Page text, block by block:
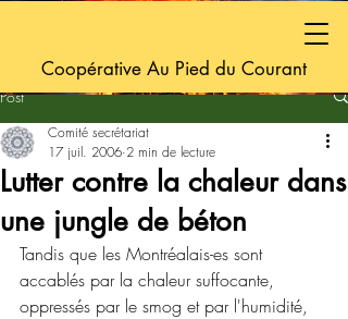
Coopérative Au Pied du Courant
Post
Lutter contre la chaleur dans
une jungle de béton
Comité secrétariat
17 juil. 2006 2 min de lecture
Tandis que les Montréalais-es sont
accablés par la chaleur suffocante,
oppressés par le smog et par l'humidité,